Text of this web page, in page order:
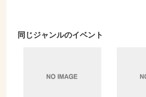
同じジャンルのイベント